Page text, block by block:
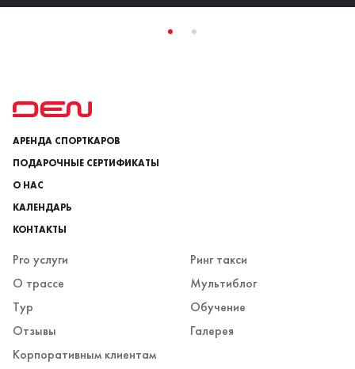
АРЕНДА СПОРТКАРОВ
ПОДАРОЧНЫЕ СЕРТИФИКАТЫ
О НАС
КАЛЕНДАРЬ
КОНТАКТЫ
Pro услуги
Ринг такси
О трассе
Мультиблог
Тур
Обучение
Отзывы
Галерея
Корпоративным клиентам